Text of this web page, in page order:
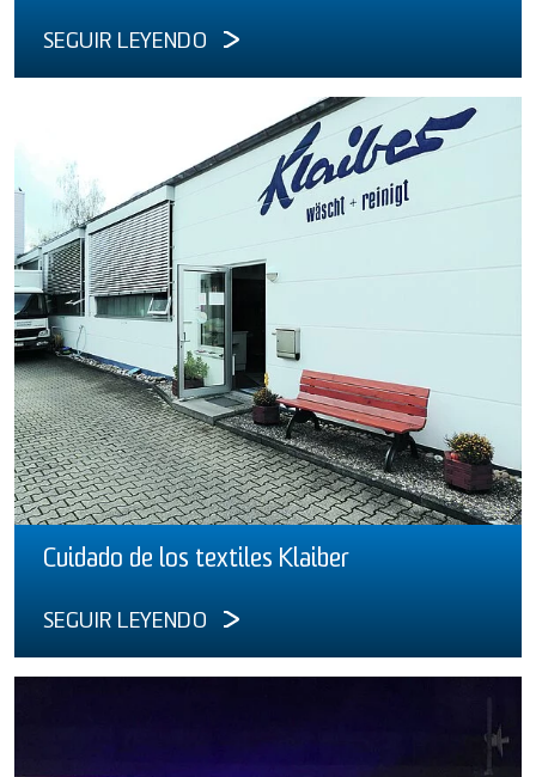
SEGUIR LEYENDO
Cuidado de los textiles Klaiber
SEGUIR LEYENDO